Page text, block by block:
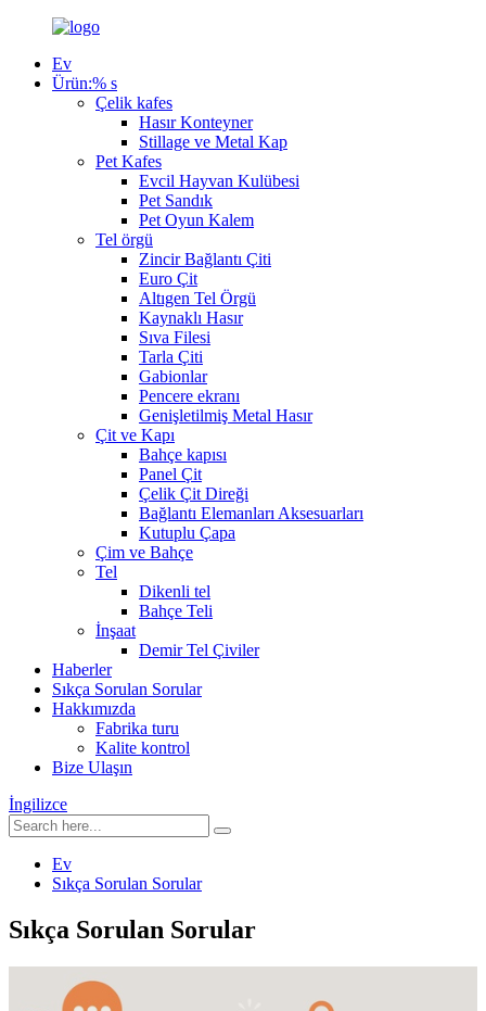
Ev
Ürün:% s
Çelik kafes
Hasır Konteyner
Stillage ve Metal Kap
Pet Kafes
Evcil Hayvan Kulübesi
Pet Sandık
Pet Oyun Kalem
Tel örgü
Zincir Bağlantı Çiti
Euro Çit
Altıgen Tel Örgü
Kaynaklı Hasır
Sıva Filesi
Tarla Çiti
Gabionlar
Pencere ekranı
Genişletilmiş Metal Hasır
Çit ve Kapı
Bahçe kapısı
Panel Çit
Çelik Çit Direği
Bağlantı Elemanları Aksesuarları
Kutuplu Çapa
Çim ve Bahçe
Tel
Dikenli tel
Bahçe Teli
İnşaat
Demir Tel Çiviler
Haberler
Sıkça Sorulan Sorular
Hakkımızda
Fabrika turu
Kalite kontrol
Bize Ulaşın
İngilizce
Ev
Sıkça Sorulan Sorular
Sıkça Sorulan Sorular